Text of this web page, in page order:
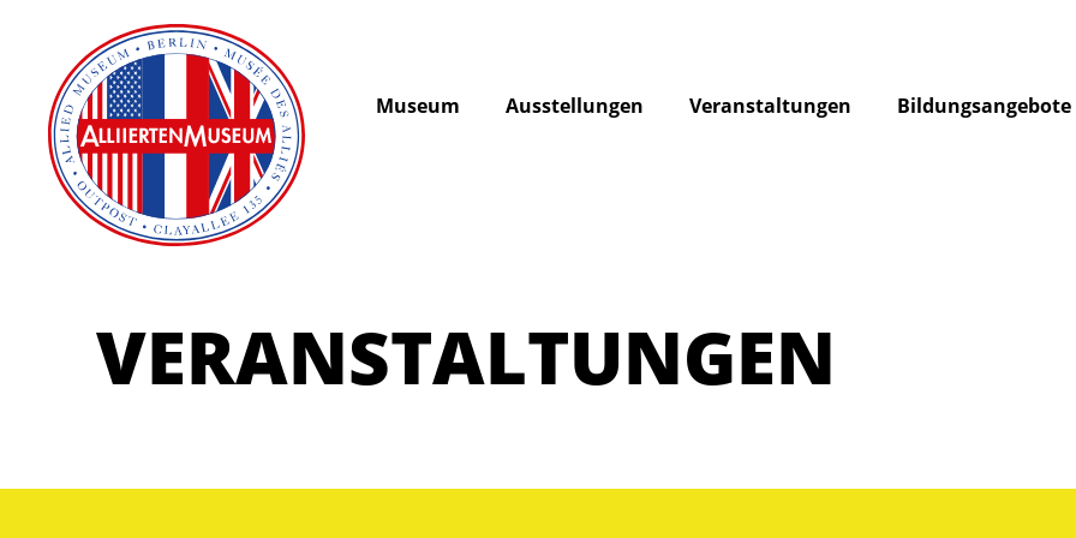
Museum Ausstellungen Veranstaltungen Bildungsangebote
VERANSTALTUNGEN